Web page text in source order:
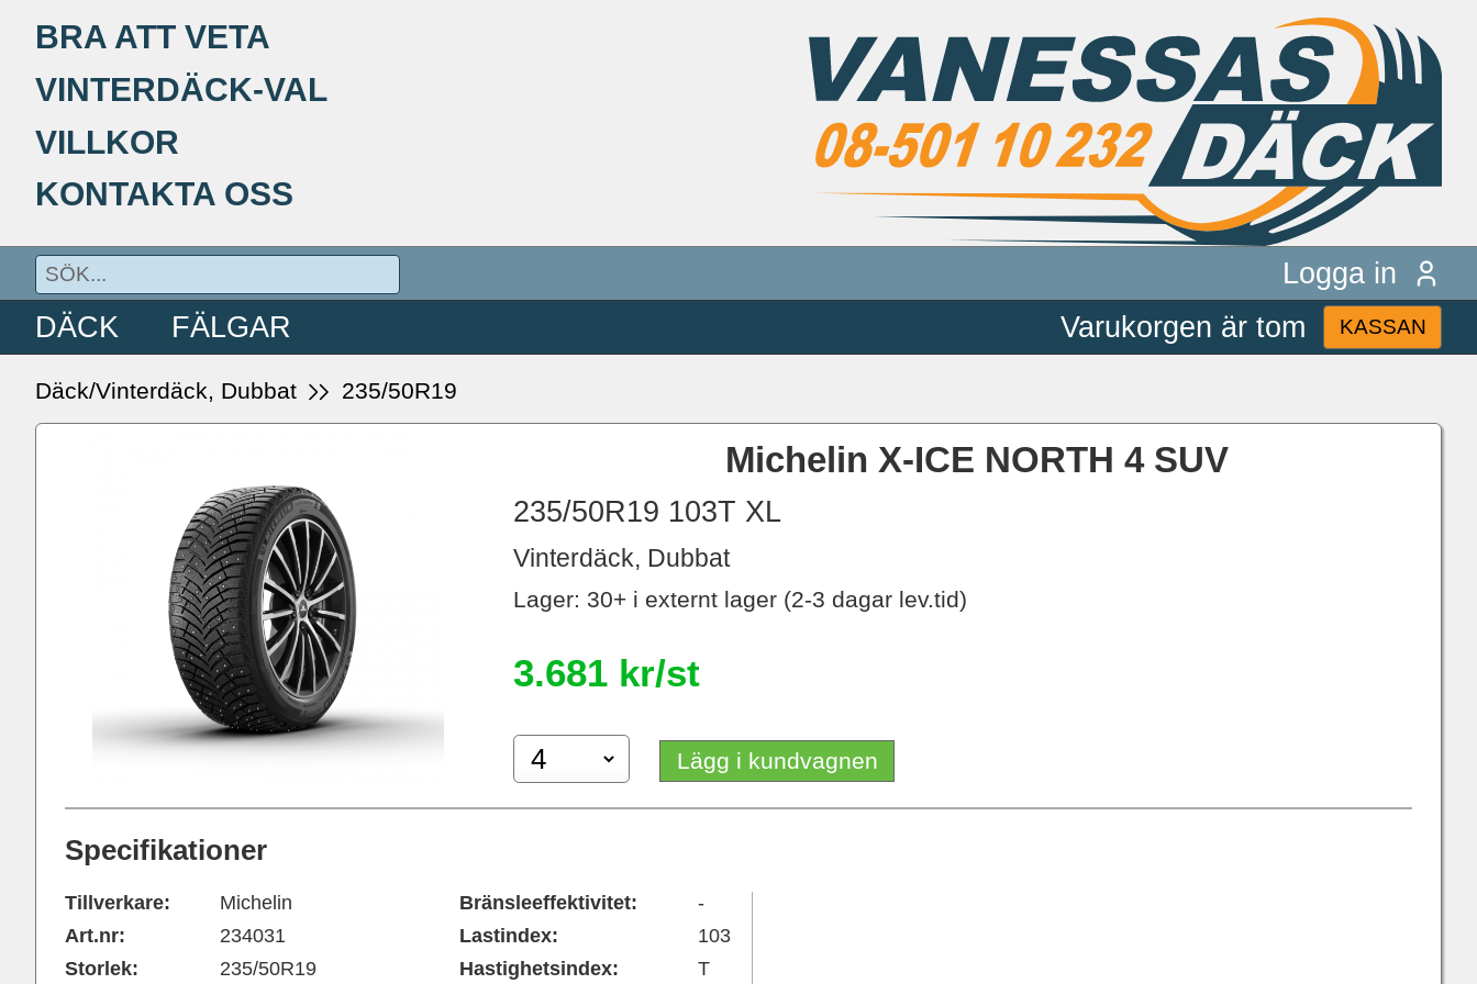
BRA ATT VETA
VINTERDÄCK-VAL
VILLKOR
KONTAKTA OSS
Logga in
DÄCK
FÄLGAR Varukorgen är tom KASSAN
Däck/Vinterdäck, Dubbat 235/50R19
Michelin X-ICE NORTH 4 SUV
235/50R19 103T XL
Vinterdäck, Dubbat
Lager: 30+ i externt lager (2-3 dagar lev.tid)
3.681 kr/st
Lägg i kundvagnen
Specifikationer
Tillverkare:
Art.nr:
Storlek:
Michelin
234031
235/50R19
Bränsleeffektivitet:
Lastindex:
Hastighetsindex:
-
103
T